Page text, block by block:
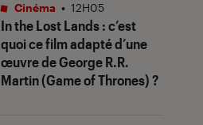
In the Lost Lands: c’est
quoi ce film adapté d’une
œuvre de George R.R.
Martin (Game of Thrones) ?
Cinéma • 12H05